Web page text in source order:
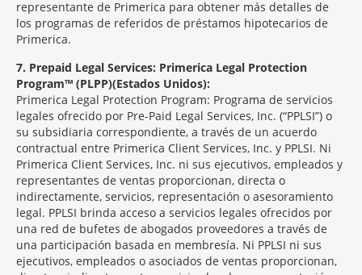
representante de Primerica para obtener más detalles de
los programas de referidos de préstamos hipotecarios de
Primerica.
7 Prepaid Legal Services: Primerica Legal Protection
Program™ (PLPP)(Estados Unidos):
Primerica Legal Protection Program: Programa de servicios
legales ofrecido por Pre-Paid Legal Services, Inc. (“PPLSI”) o
su subsidiaria correspondiente, a través de un acuerdo
contractual entre Primerica Client Services, Inc. y PPLSI. Ni
Primerica Client Services, Inc. ni sus ejecutivos, empleados y
representantes de ventas proporcionan, directa o
indirectamente, servicios, representación o asesoramiento
legal. PPLSI brinda acceso a servicios legales ofrecidos por
una red de bufetes de abogados proveedores a través de
una participación basada en membresía. Ni PPLSI ni sus
ejecutivos, empleados o asociados de ventas proporcionan,